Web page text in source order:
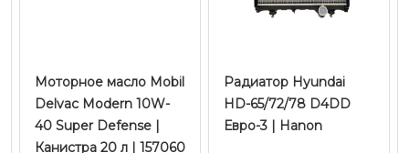
Моторное масло Mobil
Delvac Modern 10W-
40 Super Defense |
Канистра 20 л | 157060
Радиатор Hyundai
HD-65/72/78 D4DD
Евро-3 | Hanon